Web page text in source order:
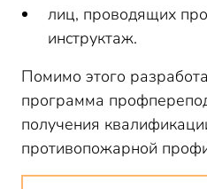
лиц, проводящих
инструктаж.
Помимо этого
программа
получения
противопожарной